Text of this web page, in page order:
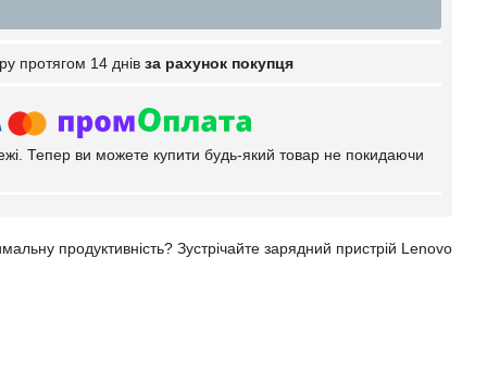
протягом 14 днів за рахунок покупця
Тепер ви можете купити будь-який товар не покидаючи
продуктивність? Зустрічайте зарядний пристрій Lenovo